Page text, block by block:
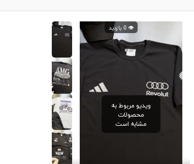
👁️ 0 بازدید
ویدیو مربوط به
محصولات
مشابه است